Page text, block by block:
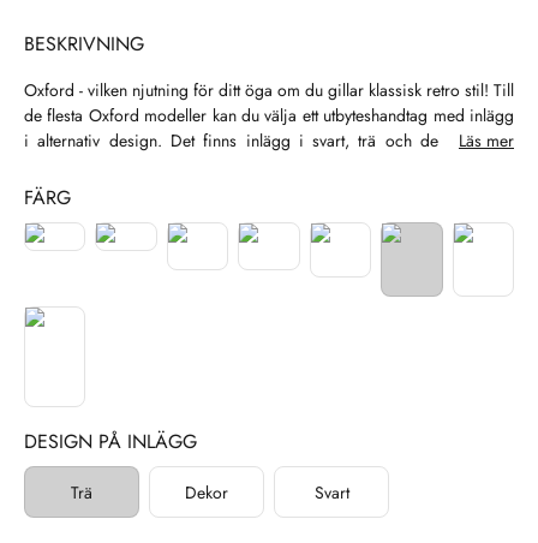
BESKRIVNING
Oxford - vilken njutning för ditt öga om du gillar klassisk retro stil! Till
de flesta Oxford modeller kan du välja ett utbyteshandtag med inlägg
i alternativ design. Det finns inlägg i svart, trä och dekordesign.
Läs mer
FÄRG
DESIGN PÅ INLÄGG
Trä Dekor Svart